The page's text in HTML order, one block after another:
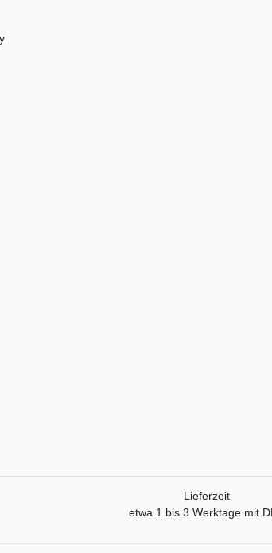
Lieferzeit
etwa 1 bis 3 Werktage mit